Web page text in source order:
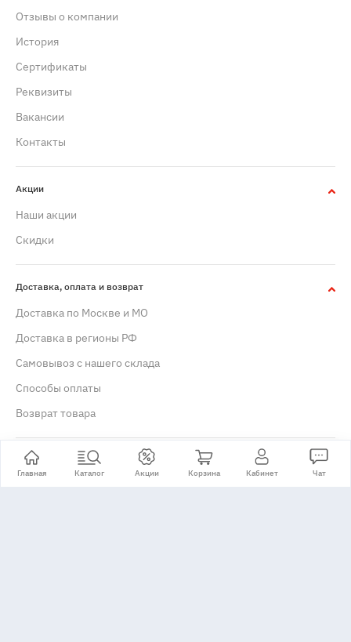
Главная Каталог Акции Корзина Кабинет Чат
Отзывы о компании
История
Сертификаты
Реквизиты
Вакансии
Контакты
Акции
Наши акции
Скидки
Доставка, оплата и возврат
Доставка по Москве и МО
Доставка в регионы РФ
Самовывоз с нашего склада
Способы оплаты
Возврат товара
Гарантия и сервис